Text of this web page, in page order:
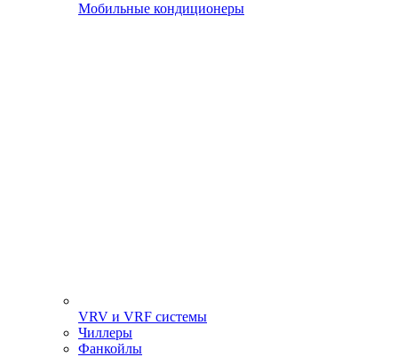
Мобильные кондиционеры
VRV и VRF системы
Чиллеры
Фанкойлы